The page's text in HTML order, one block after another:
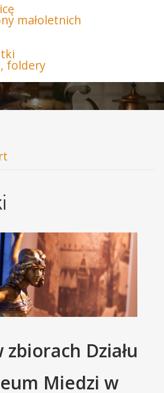
małoletnich
foldery
Działu
Miedzi w